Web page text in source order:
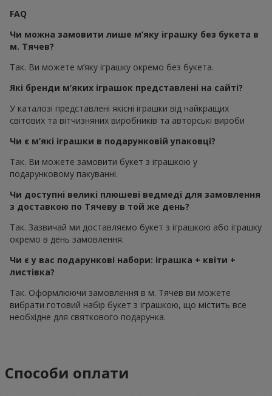
FAQ
Чи можна замовити лише м’яку іграшку без букета в
м. Тячев?
Так. Ви можете м’яку іграшку окремо без букета.
Які бренди м’яких іграшок представлені на сайті?
У каталозі представлені якісні іграшки від найкращих
світових та вітчизняних виробників та авторські вироби
Чи є м’які іграшки в подарунковій упаковці?
Так. Ви можете замовити букет з іграшкою у
подарунковому пакуванні.
Чи доступні великі плюшеві ведмеді для замовлення
з доставкою по Тячеву в той же день?
Так. Зазвичай ми доставляємо букет з іграшкою або іграшку
окремо в день замовлення.
Чи є у вас подарункові набори: іграшка + квіти +
листівка?
Так. Оформлюючи замовлення в м. Тячев ви можете
вибрати готовий набір букет з іграшкою, що містить все
необхідне для святкового подарунка.
Способи оплати